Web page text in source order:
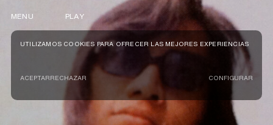
UTILIZAMOS COOKIES PARA OFRECER LAS MEJORES EXPERIENCIAS
ACEPTARRECHAZAR CONFIGURAR
MENU PLAY